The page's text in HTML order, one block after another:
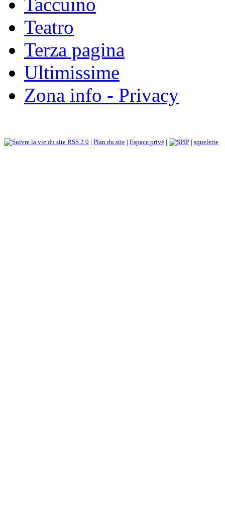
Teatro
Terza pagina
Ultimissime
Zona info - Privacy
RSS 2.0 | Plan du site | Espace privé | | squelette